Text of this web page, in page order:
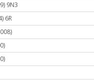
9N3
6R